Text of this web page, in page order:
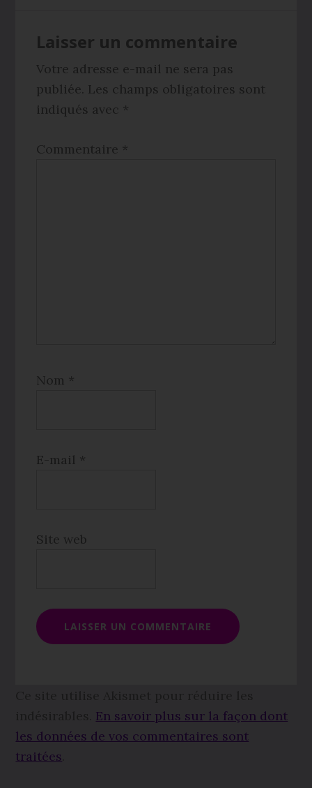
du
lecteur
Laisser un commentaire
Votre adresse e-mail ne sera pas
publiée. Les champs obligatoires sont
indiqués avec *
Commentaire *
Nom *
E-mail *
Site web
En savoir plus sur la façon dont
les données de vos commentaires sont
traitées